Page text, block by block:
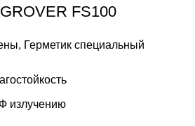
FS100
, Герметик специальный
излучению